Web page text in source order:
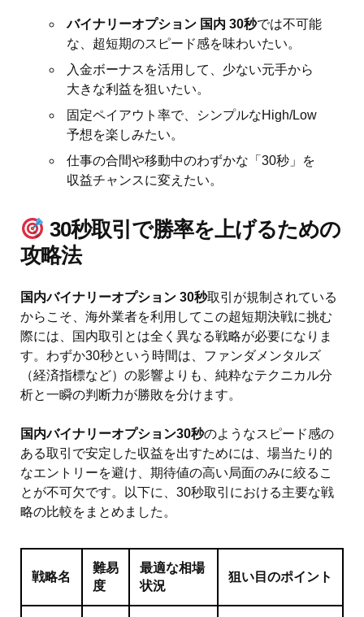
バイナリーオプション 国内 30秒では不可能
な、超短期のスピード感を味わいたい。
入金ボーナスを活用して、少ない元手から
大きな利益を狙いたい。
固定ペイアウト率で、シンプルなHigh/Low
予想を楽しみたい。
仕事の合間や移動中のわずかな「30秒」を
収益チャンスに変えたい。
30秒取引で勝率を上げるための
攻略法
国内バイナリーオプション 30秒取引が規制されている
からこそ、海外業者を利用してこの超短期決戦に挑む
際には、国内取引とは全く異なる戦略が必要になりま
す。わずか30秒という時間は、ファンダメンタルズ
（経済指標など）の影響よりも、純粋なテクニカル分
析と一瞬の判断力が勝敗を分けます。
国内バイナリーオプション30秒のようなスピード感の
ある取引で安定した収益を出すためには、場当たり的
なエントリーを避け、期待値の高い局面のみに絞るこ
とが不可欠です。以下に、30秒取引における主要な戦
略の比較をまとめました。
戦略名
難易
度
最適な相場
状況
狙い目のポイント